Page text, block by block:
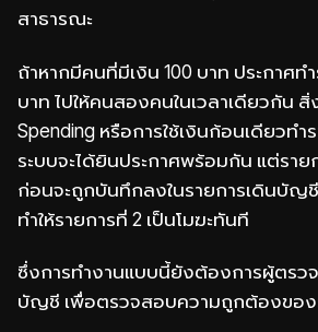
สาธารณะ
ถ้าหากมีคนที่มีเงิน 100 บาท ประกาศท
บาท ไปให้คนสองคนในเวลาเดียวกัน สิ่
Spending หรือการใช้เงินก้อนเดียวทำ
ระบบจะได้ยินประกาศพร้อมกัน แต่รา
ก่อนจะถูกบันทึกลงในรายการเดินบัญ
ทำให้รายการที่ 2 เป็นโมฆะทันที
ซึ่งการทำงานแบบนี้ยังต้องการผู้ตรว
บัญชี เพื่อตรวจสอบความถูกต้องของ